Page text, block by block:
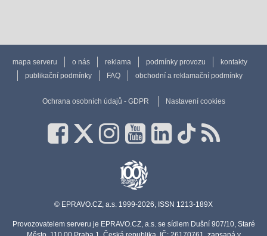
mapa serveru o nás reklama podmínky provozu
kontakty
publikační podmínky
FAQ obchodní a reklamační podmínky
Ochrana osobních údajů - GDPR Nastavení cookies
© EPRAVO.CZ, a.s. 1999-2026, ISSN 1213-189X
Provozovatelem serveru je EPRAVO.CZ, a.s. se sídlem Dušní 907/10, Staré